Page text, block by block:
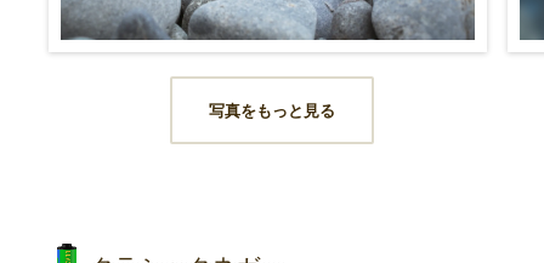
写真をもっと見る